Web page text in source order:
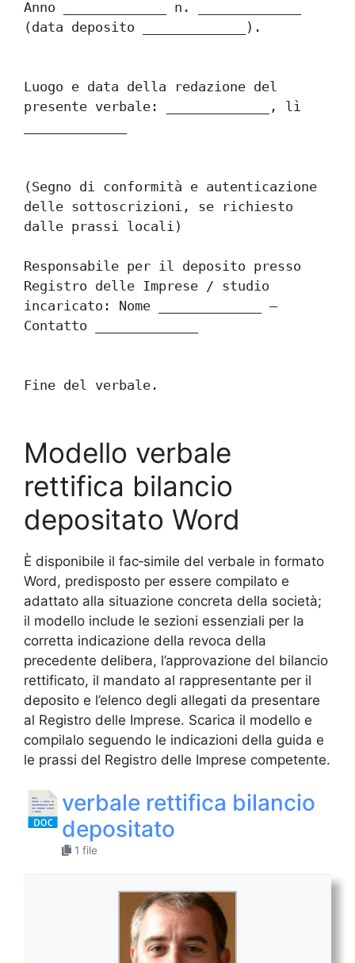
Anno _____________ n. _____________
(data deposito _____________).
Luogo e data della redazione del
presente verbale: _____________, lì
(Segno di conformità e autenticazione
delle sottoscrizioni, se richiesto
dalle prassi locali)
Responsabile per il deposito presso
Registro delle Imprese / studio
incaricato: Nome _____________ –
Contatto _____________
Fine del verbale.
Modello verbale
rettifica bilancio
depositato​ Word
È disponibile il fac‑simile del verbale in formato
Word, predisposto per essere compilato e
adattato alla situazione concreta della società;
il modello include le sezioni essenziali per la
corretta indicazione della revoca della
precedente delibera, l’approvazione del bilancio
rettificato, il mandato al rappresentante per il
deposito e l’elenco degli allegati da presentare
al Registro delle Imprese. Scarica il modello e
compilalo seguendo le indicazioni della guida e
le prassi del Registro delle Imprese competente.
verbale rettifica bilancio
depositato​
1 file